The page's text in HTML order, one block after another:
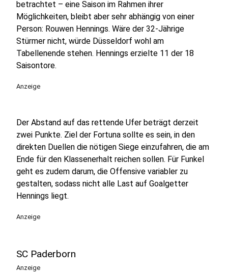
betrachtet – eine Saison im Rahmen ihrer
Möglichkeiten, bleibt aber sehr abhängig von einer
Person: Rouwen Hennings. Wäre der 32-Jährige
Stürmer nicht, würde Düsseldorf wohl am
Tabellenende stehen. Hennings erzielte 11 der 18
Saisontore.
Anzeige
Der Abstand auf das rettende Ufer beträgt derzeit
zwei Punkte. Ziel der Fortuna sollte es sein, in den
direkten Duellen die nötigen Siege einzufahren, die am
Ende für den Klassenerhalt reichen sollen. Für Funkel
geht es zudem darum, die Offensive variabler zu
gestalten, sodass nicht alle Last auf Goalgetter
Hennings liegt.
Anzeige
SC Paderborn
Anzeige